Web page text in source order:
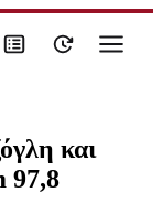
και
97,8